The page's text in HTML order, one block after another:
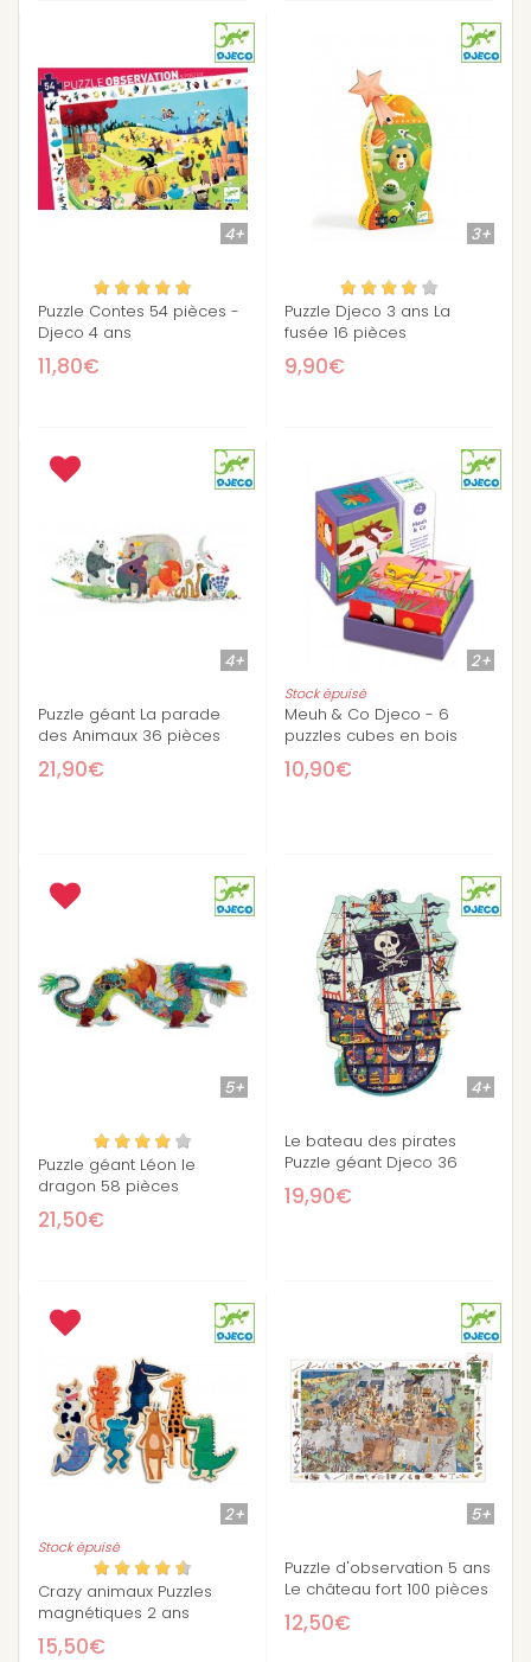
4+
Puzzle Contes 54 pièces -
Djeco 4 ans
11,80€
3+
Puzzle Djeco 3 ans La
fusée 16 pièces
9,90€
4+
Puzzle géant La parade
des Animaux 36 pièces
21,90€
2+
Stock épuisé
Meuh & Co Djeco - 6
puzzles cubes en bois
10,90€
5+
Puzzle géant Léon le
dragon 58 pièces
21,50€
4+
Le bateau des pirates
Puzzle géant Djeco 36
pièces
19,90€
2+
Stock épuisé
Crazy animaux Puzzles
magnétiques 2 ans
15,50€
5+
Puzzle d'observation 5 ans
Le château fort 100 pièces
12,50€